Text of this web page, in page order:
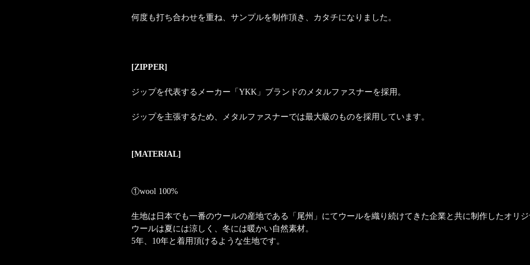
何度も打ち合わせを重ね、サンプルを制作頂き、カタチになりました。
[ZIPPER]
ジップを代表するメーカー「YKK」ブランドのメタルファスナーを採用。
ジップを主張するため、メタルファスナーでは最大級のものを採用しています。
[MATERIAL]
①wool 100%
生地は日本でも一番のウールの産地である「尾州」にてウールを織り続けてきた企業と共に制作したオリジ
ウールは夏には涼しく、冬には暖かい自然素材。
5年、10年と着用頂けるような生地です。